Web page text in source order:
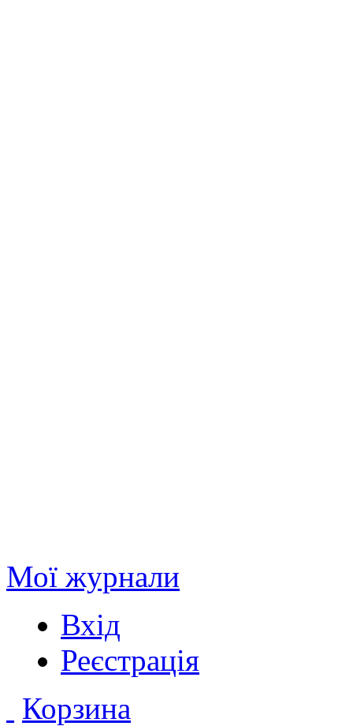
Мої журнали
Вхід
Реєстрація
Корзина